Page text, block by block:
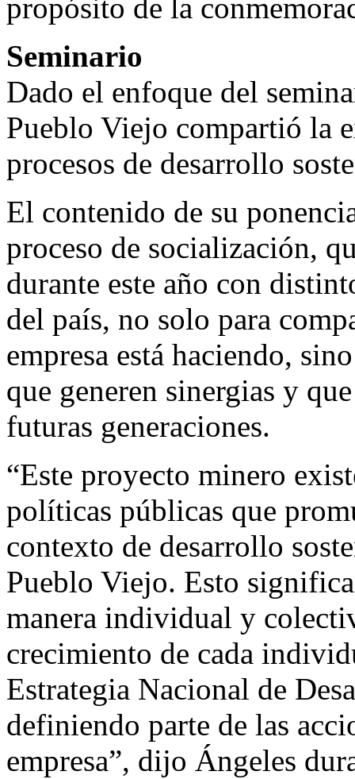
propósito de la
Seminario
Dado el enfoque del
Pueblo Viejo compartió la
procesos de desarrollo
El contenido de su
proceso de socialización,
durante este año con
del país, no solo para
empresa está haciendo,
que generen sinergias y
futuras generaciones.
“Este proyecto minero
políticas públicas que
contexto de desarrollo
Pueblo Viejo. Esto
manera individual y
crecimiento de cada
Estrategia Nacional de
definiendo parte de las
empresa”, dijo Ángeles